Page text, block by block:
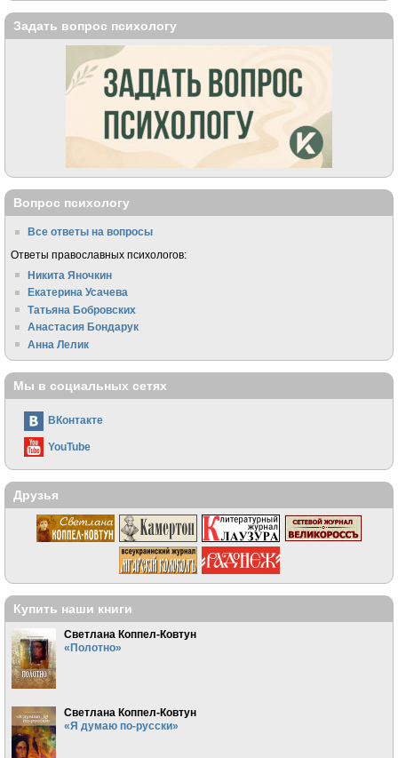
Задать вопрос психологу
Вопрос психологу
Все ответы на вопросы
Ответы православных психологов:
Никита Яночкин
Екатерина Усачева
Татьяна Бобровских
Анастасия Бондарук
Анна Лелик
Мы в социальных сетях
ВКонтакте
YouTube
Друзья
Купить наши книги
Светлана Коппел-Ковтун
«Полотно»
Светлана Коппел-Ковтун
«Я думаю по-русски»